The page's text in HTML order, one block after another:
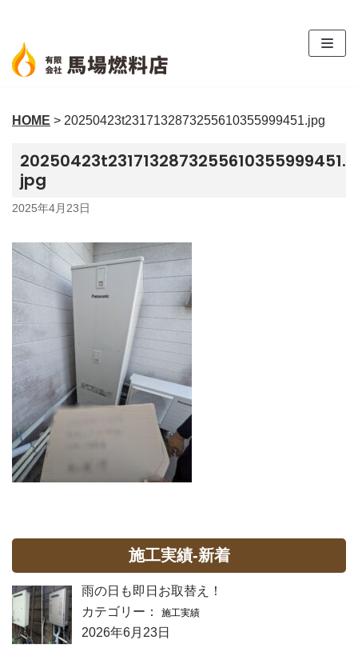
ン
テ
ン
へ
キ
ッ
プ
HOME > 20250423t2317132873255610355999451.jpg
20250423t2317132873255610355999451.
jpg
2025年4月23日
施工実績-新着
雨の日も即日お取替え！
カテゴリー：
施工実績
2026年6月23日